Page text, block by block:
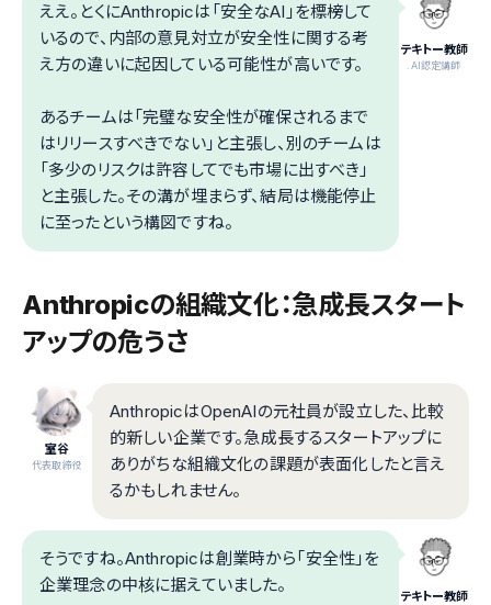
テキトー教師
.AI認定講師
ええ。とくにAnthropicは「安全なAI」を標榜して
いるので、内部の意見対立が安全性に関する考
え方の違いに起因している可能性が高いです。
あるチームは「完璧な安全性が確保されるまで
はリリースすべきでない」と主張し、別のチームは
「多少のリスクは許容してでも市場に出すべき」
と主張した。その溝が埋まらず、結局は機能停止
に至ったという構図ですね。
Anthropicの組織文化：急成長スタート
アップの危うさ
室谷
代表取締役
AnthropicはOpenAIの元社員が設立した、比較
的新しい企業です。急成長するスタートアップに
ありがちな組織文化の課題が表面化したと言え
るかもしれません。
テキトー教師
そうですね。Anthropicは創業時から「安全性」を
企業理念の中核に据えていました。